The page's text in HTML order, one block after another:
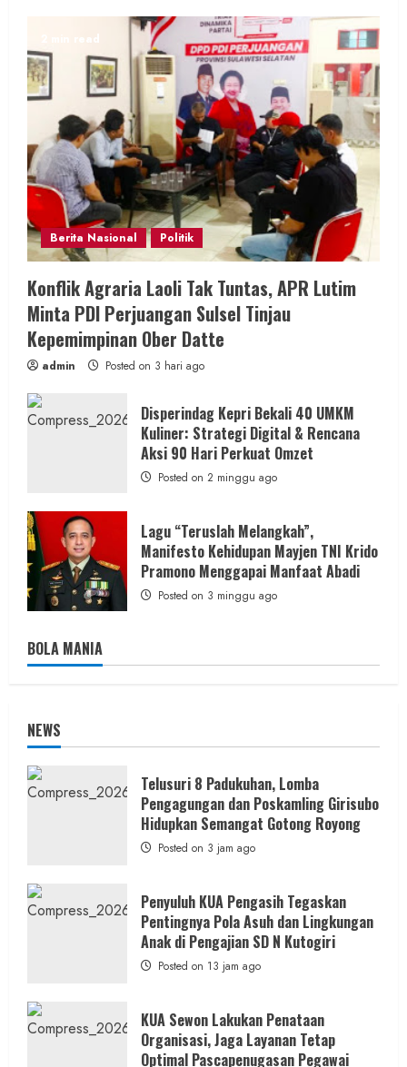
2 min read
Berita Nasional Politik
Konflik Agraria Laoli Tak Tuntas, APR Lutim
Minta PDI Perjuangan Sulsel Tinjau
Kepemimpinan Ober Datte
admin Posted on 3 hari ago
Disperindag Kepri Bekali 40 UMKM
Kuliner: Strategi Digital & Rencana
Aksi 90 Hari Perkuat Omzet
Posted on 2 minggu ago
Lagu “Teruslah Melangkah”,
Manifesto Kehidupan Mayjen TNI Krido
Pramono Menggapai Manfaat Abadi
Posted on 3 minggu ago
BOLA MANIA
NEWS
Telusuri 8 Padukuhan, Lomba
Pengagungan dan Poskamling Girisubo
Hidupkan Semangat Gotong Royong
Posted on 3 jam ago
Penyuluh KUA Pengasih Tegaskan
Pentingnya Pola Asuh dan Lingkungan
Anak di Pengajian SD N Kutogiri
Posted on 13 jam ago
KUA Sewon Lakukan Penataan
Organisasi, Jaga Layanan Tetap
Optimal Pascapenugasan Pegawai